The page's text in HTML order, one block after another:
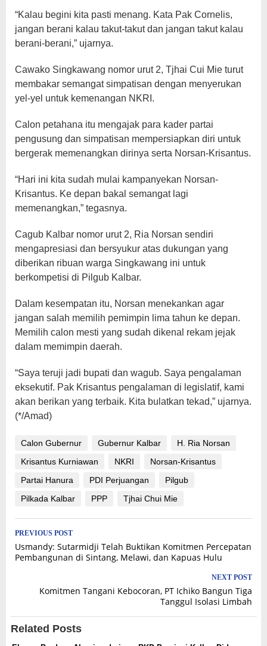
“Kalau begini kita pasti menang. Kata Pak Cornelis,
jangan berani kalau takut-takut dan jangan takut kalau
berani-berani,” ujarnya.
Cawako Singkawang nomor urut 2, Tjhai Cui Mie turut
membakar semangat simpatisan dengan menyerukan
yel-yel untuk kemenangan NKRI.
Calon petahana itu mengajak para kader partai
pengusung dan simpatisan mempersiapkan diri untuk
bergerak memenangkan dirinya serta Norsan-Krisantus.
“Hari ini kita sudah mulai kampanyekan Norsan-
Krisantus. Ke depan bakal semangat lagi
memenangkan,” tegasnya.
Cagub Kalbar nomor urut 2, Ria Norsan sendiri
mengapresiasi dan bersyukur atas dukungan yang
diberikan ribuan warga Singkawang ini untuk
berkompetisi di Pilgub Kalbar.
Dalam kesempatan itu, Norsan menekankan agar
jangan salah memilih pemimpin lima tahun ke depan.
Memilih calon mesti yang sudah dikenal rekam jejak
dalam memimpin daerah.
“Saya teruji jadi bupati dan wagub. Saya pengalaman
eksekutif. Pak Krisantus pengalaman di legislatif, kami
akan berikan yang terbaik. Kita bulatkan tekad,” ujarnya.
(*/Amad)
Calon Gubernur Gubernur Kalbar
H. Ria Norsan
Krisantus Kurniawan
NKRI
Norsan-Krisantus
Partai Hanura
PDI Perjuangan
Pilgub
Pilkada Kalbar
PPP Tjhai Chui Mie
Post
navigation
PREVIOUS POST
Usmandy: Sutarmidji Telah Buktikan Komitmen Percepatan
Pembangunan di Sintang, Melawi, dan Kapuas Hulu
NEXT POST
Komitmen Tangani Kebocoran, PT Ichiko Bangun Tiga
Tanggul Isolasi Limbah
Related Posts